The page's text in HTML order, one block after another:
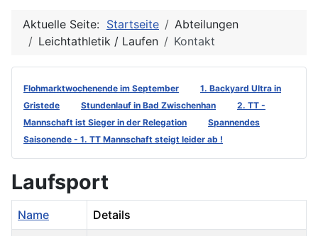
Aktuelle Seite: Startseite
Abteilungen
Leichtathletik / Laufen
Kontakt
Flohmarktwochenende im September
1. Backyard Ultra in
Gristede
Stundenlauf in Bad Zwischenhan
2. TT -
Mannschaft ist Sieger in der Relegation
Spannendes
Saisonende - 1. TT Mannschaft steigt leider ab !
Laufsport
Name Details